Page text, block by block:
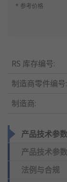
* 参考价格
RS 库存编号:
制造商零件编号:
制造商:
产品技术参数
产品技术参
法例与合规